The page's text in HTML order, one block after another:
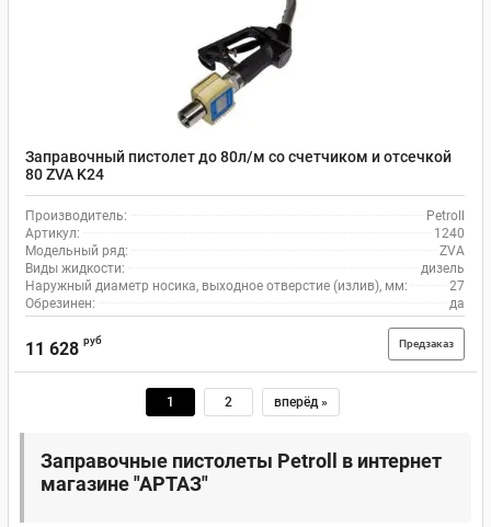
Заправочный пистолет до 80л/м со счетчиком и отсечкой
80 ZVA K24
Производитель:
Petroll
Артикул:
1240
Модельный ряд:
ZVA
Виды жидкости:
дизель
Наружный диаметр носика, выходное отверстие (излив), мм:
27
Обрезинен:
да
11 628 руб Предзаказ
1 2 вперёд »
Заправочные пистолеты Petroll в интернет
магазине "АРТАЗ"